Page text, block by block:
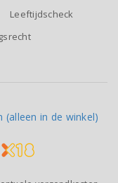
Leeftijdscheck